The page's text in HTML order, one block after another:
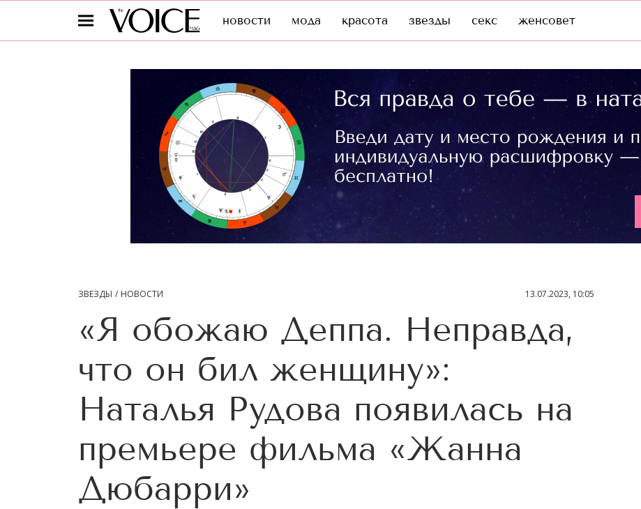
новости мода красота звезды секс женсовет
ЗВЕЗДЫ НОВОСТИ 13.07.2023, 10:05
«Я обожаю Деппа. Неправда,
что он бил женщину»:
Наталья Рудова появилась на
премьере фильма «Жанна
Дюбарри»